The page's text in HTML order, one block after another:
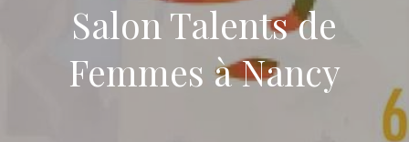
Salon Talents de
Femmes à Nancy